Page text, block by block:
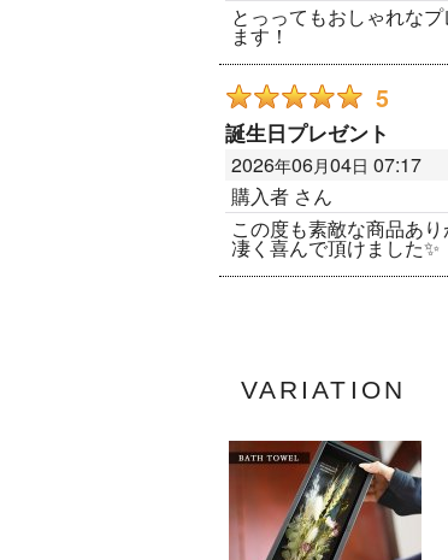
とっってもおしゃれな
ます！
5
誕生日プレゼント
2026年06月04日 07:17
購入者 さん
この度も素敵な商品あ
凄く喜んで頂けました✨
VARIATION